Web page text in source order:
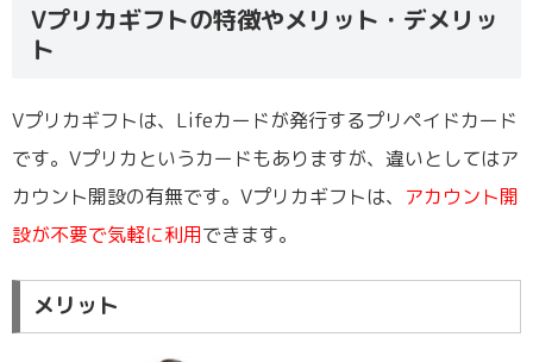
Vプリカギフトの特徴やメリット・デメリッ
ト
Vプリカギフトは、Lifeカードが発行するプリペイドカード
です。Vプリカというカードもありますが、違いとしてはア
カウント開設の有無です。Vプリカギフトは、 アカウント開
設が不要で気軽に利用できます。
メリット